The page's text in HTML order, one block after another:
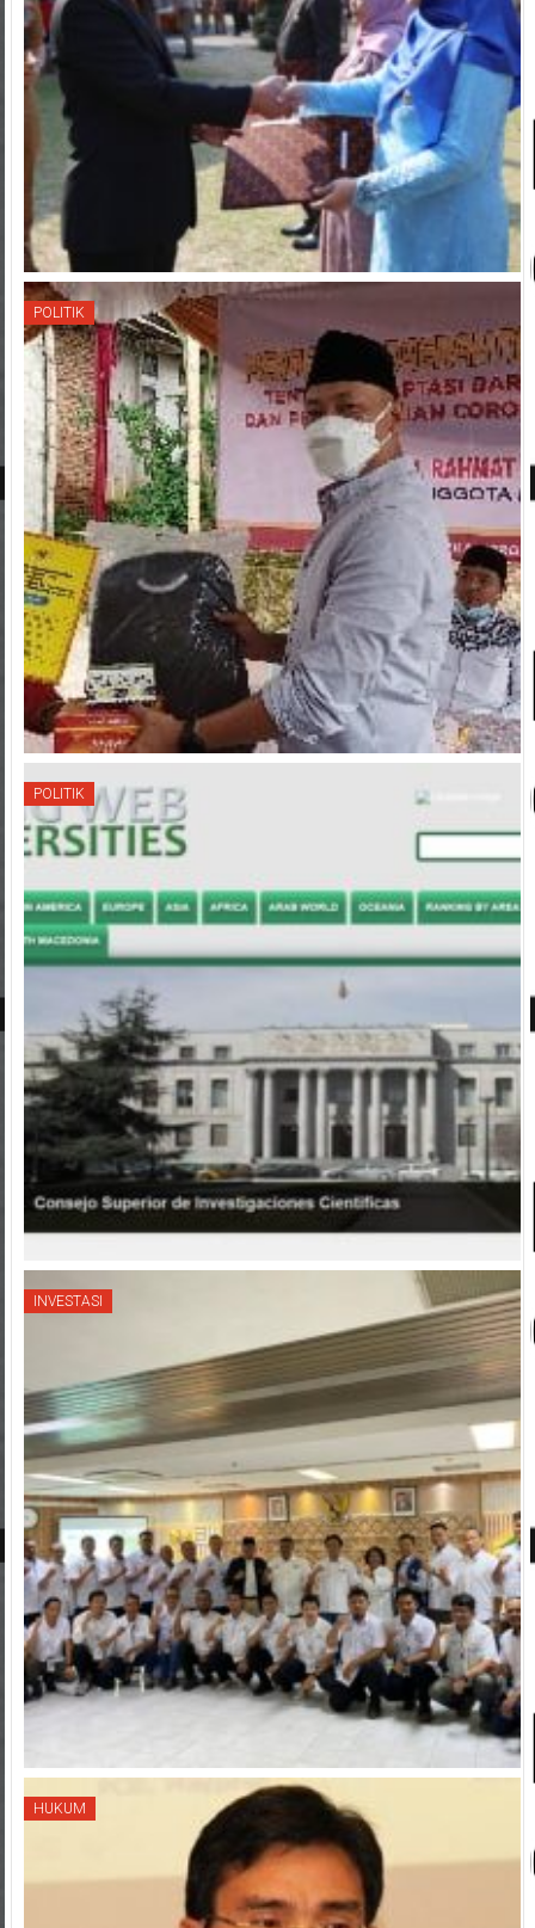
POLITIK
POLITIK
INVESTASI
HUKUM